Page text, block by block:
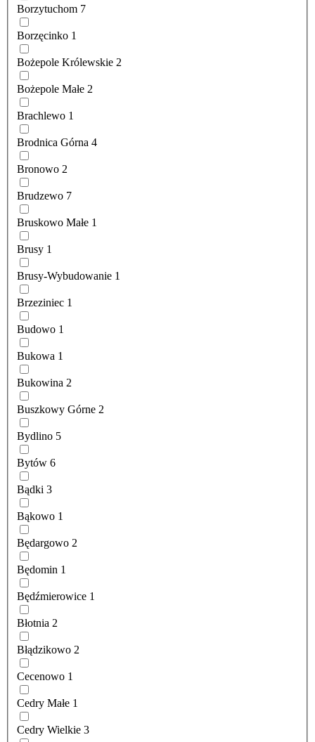
Borzytuchom 7
Borzęcinko 1
Bożepole Królewskie 2
Bożepole Małe 2
Brachlewo 1
Brodnica Górna 4
Bronowo 2
Brudzewo 7
Bruskowo Małe 1
Brusy 1
Brusy-Wybudowanie 1
Brzeziniec 1
Budowo 1
Bukowa 1
Bukowina 2
Buszkowy Górne 2
Bydlino 5
Bytów 6
Bądki 3
Bąkowo 1
Będargowo 2
Będomin 1
Będźmierowice 1
Błotnia 2
Błądzikowo 2
Cecenowo 1
Cedry Małe 1
Cedry Wielkie 3